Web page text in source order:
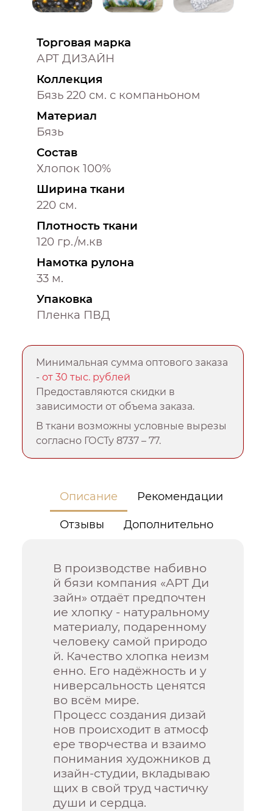
Торговая марка
АРТ ДИЗАЙН
Коллекция
Бязь 220 см. с компаньоном
Материал
Бязь
Состав
Хлопок 100%
Ширина ткани
220 см.
Плотность ткани
120 гр./м.кв
Намотка рулона
33 м.
Упаковка
Пленка ПВД
Минимальная сумма оптового заказа
-от 30 тыс. рублей
Предоставляются скидки в
зависимости от объема заказа.
В ткани возможны условные вырезы
согласно ГОСТу 8737 – 77.
Описание Рекомендации
Отзывы Дополнительно
В производстве набивно
й бязи компания «АРТ Ди
зайн» отдаёт предпочтен
ие хлопку - натуральному
материалу, подаренному
человеку самой природо
й. Качество хлопка неизм
енно. Его надёжность и у
ниверсальность ценятся
во всём мире.
Процесс создания дизай
нов происходит в атмосф
ере творчества и взаимо
понимания художников д
изайн-студии, вкладываю
щих в свой труд частичку
души и сердца.